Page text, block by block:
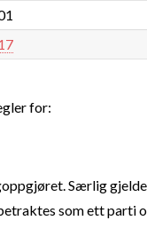
for:
Særlig
som ett parti